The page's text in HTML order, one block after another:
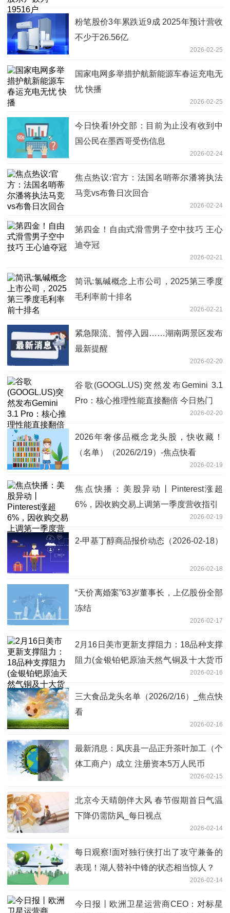
粉笔股价3年累跌近9成 2025年预计营收
不少于26.56亿
2026-02-25
国家电网多举措护航新能源车春运充电无
忧 快播
2026-02-25
今日快看!外交部：目前为止没有收到中
国公民在墨西哥受伤信息
2026-02-24
焦点热议:官方：法国名哨蒂尔潘将执法
马竞vs布鲁日次回合
2026-02-24
第四金！自由式滑雪男子空中技巧 王心
迪夺冠
2026-02-21
简讯:氯碱概念上市公司，2025第三季度
毛利率前十排名
2026-02-21
紧急限流、暂停入园……湖南两景区发布
最新提醒
2026-02-20
谷歌(GOOGL.US)突然发布Gemini 3.1
Pro：核心推理性能直接翻倍 今日热门
2026-02-20
2026年奢侈品概念龙头股，快收藏！
（名单）（2026/2/19）-焦点快看
2026-02-19
焦点快播：美股异动丨Pinterest涨超
6%，因收购交易上调第一季度营收指引
2026-02-19
2-甲基丁醇商品报价动态（2026-02-18）
2026-02-18
“天价离婚案”63岁董事长，上亿股份全部
冻结
2026-02-17
2月16日美市更新支撑阻力：18品种支撑
阻力(金银铂钯原油天然气铜及十大货币
2026-02-16
三大食品龙头名单（2026/2/16）_焦点快
看
2026-02-16
最新消息：凤庆县一品正升茶叶加工（个
体工商户）成立 注册资本5万人民币
2026-02-15
北京今天晴朗伴大风 春节假期首日气温
下降仍需防风_每日视点
2026-02-14
每日观察!面对独行侠打出了攻守兼备的
表现！湖人替补中锋的状态相当惊人？
2026-02-14
今日报丨欧洲卫星运营商CEO：对标星